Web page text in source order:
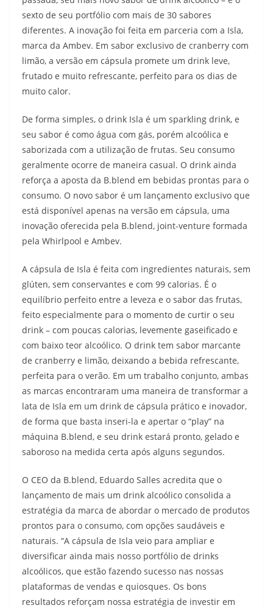
sexto de seu portfólio com mais de 30 sabores
diferentes. A inovação foi feita em parceria com a Isla,
marca da Ambev. Em sabor exclusivo de cranberry com
limão, a versão em cápsula promete um drink leve,
frutado e muito refrescante, perfeito para os dias de
muito calor.
De forma simples, o drink Isla é um sparkling drink, e
seu sabor é como água com gás, porém alcoólica e
saborizada com a utilização de frutas. Seu consumo
geralmente ocorre de maneira casual. O drink ainda
reforça a aposta da B.blend em bebidas prontas para o
consumo. O novo sabor é um lançamento exclusivo que
está disponível apenas na versão em cápsula, uma
inovação oferecida pela B.blend, joint-venture formada
pela Whirlpool e Ambev.
A cápsula de Isla é feita com ingredientes naturais, sem
glúten, sem conservantes e com 99 calorias. É o
equilíbrio perfeito entre a leveza e o sabor das frutas,
feito especialmente para o momento de curtir o seu
drink – com poucas calorias, levemente gaseificado e
com baixo teor alcoólico. O drink tem sabor marcante
de cranberry e limão, deixando a bebida refrescante,
perfeita para o verão. Em um trabalho conjunto, ambas
as marcas encontraram uma maneira de transformar a
lata de Isla em um drink de cápsula prático e inovador,
de forma que basta inseri-la e apertar o “play” na
máquina B.blend, e seu drink estará pronto, gelado e
saboroso na medida certa após alguns segundos.
O CEO da B.blend, Eduardo Salles acredita que o
lançamento de mais um drink alcoólico consolida a
estratégia da marca de abordar o mercado de produtos
prontos para o consumo, com opções saudáveis e
naturais. “A cápsula de Isla veio para ampliar e
diversificar ainda mais nosso portfólio de drinks
alcoólicos, que estão fazendo sucesso nas nossas
plataformas de vendas e quiosques. Os bons
resultados reforçam nossa estratégia de investir em